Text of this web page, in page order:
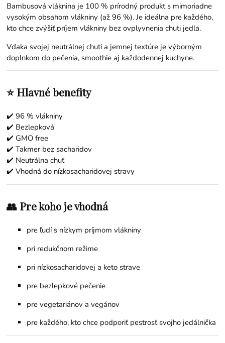
Bambusová vláknina je 100 % prírodný produkt s mimoriadne
vysokým obsahom vlákniny (až 96 %). Je ideálna pre každého,
kto chce zvýšiť príjem vlákniny bez ovplyvnenia chuti jedla.
Vďaka svojej neutrálnej chuti a jemnej textúre je výborným
doplnkom do pečenia, smoothie aj každodennej kuchyne.
⭐ Hlavné benefity
✔️ 96 % vlákniny
✔️ Bezlepková
✔️ GMO free
✔️ Takmer bez sacharidov
✔️ Neutrálna chuť
✔️ Vhodná do nízkosacharidovej stravy
👥 Pre koho je vhodná
pre ľudí s nízkym príjmom vlákniny
pri redukčnom režime
pri nízkosacharidovej a keto strave
pre bezlepkové pečenie
pre vegetariánov a vegánov
pre každého, kto chce podporiť pestrosť svojho jedálnička